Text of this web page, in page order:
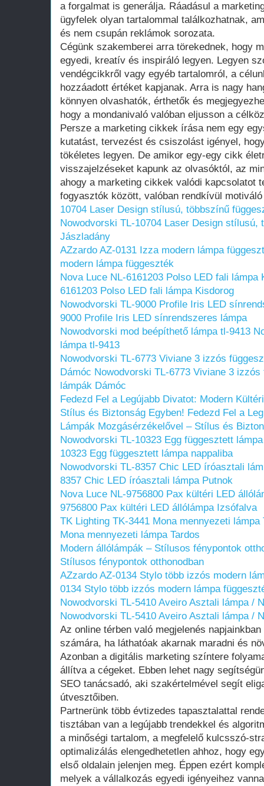
a forgalmat is generálja. Ráadásul a
ügyfelek olyan tartalommal találkozhatnak,
és nem csupán reklámok sorozata.
Cégünk szakemberei arra törekednek, hogy
egyedi, kreatív és inspiráló legyen. Legyen
vendégcikkről vagy egyéb tartalomról, a
hozzáadott értéket kapjanak. Arra is nagy
könnyen olvashatók, érthetők és
hogy a mondanivaló valóban eljusson a
Persze a marketing cikkek írása nem egy
kutatást, tervezést és csiszolást igényel,
tökéletes legyen. De amikor egy-egy cikk
visszajelzéseket kapunk az olvasóktól, az
ahogy a marketing cikkek valódi kapcsolatot
fogyasztók között, valóban rendkívül
10704 Laser Design stílusú, többszínű
Nowodvorski TL-10704 Laser Design stílusú,
Jászladány
AZzardo AZ-0131 Izza modern lámpa
modern lámpa függeszték
Nova Luce NL-6161203 Polso LED fali lámpa
6161203 Polso LED fali lámpa Kisdorog
Nowodvorski TL-9000 Profile Iris LED
9000 Profile Iris LED sínrendszeres lámpa
Nowodvorski mod beépíthető lámpa tl-9413
lámpa tl-9413
Nowodvorski TL-6773 Viviane 3 izzós
Dámóc Nowodvorski TL-6773 Viviane 3
lámpák Dámóc
Fedezd Fel a Legújabb Divatot: Modern
Stílus és Biztonság Egyben! Fedezd Fel a
Lámpák Mozgásérzékelővel – Stílus és
Nowodvorski TL-10323 Egg függesztett
10323 Egg függesztett lámpa nappaliba
Nowodvorski TL-8357 Chic LED íróasztali
8357 Chic LED íróasztali lámpa Putnok
Nova Luce NL-9756800 Pax kültéri LED
9756800 Pax kültéri LED állólámpa Izsófalva
TK Lighting TK-3441 Mona mennyezeti lámpa
Mona mennyezeti lámpa Tardos
Modern állólámpák – Stílusos fénypontok
Stílusos fénypontok otthonodban
AZzardo AZ-0134 Stylo több izzós modern
0134 Stylo több izzós modern lámpa
Nowodvorski TL-5410 Aveiro Asztali lámpa /
Nowodvorski TL-5410 Aveiro Asztali lámpa /
Az online térben való megjelenés
számára, ha láthatóak akarnak maradni és
Azonban a digitális marketing színtere
állítva a cégeket. Ebben lehet nagy
SEO tanácsadó, aki szakértelmével segít
útvesztőiben.
Partnerünk több évtizedes tapasztalattal
tisztában van a legújabb trendekkel és
a minőségi tartalom, a megfelelő kulcsszó-
optimalizálás elengedhetetlen ahhoz, hogy
első oldalain jelenjen meg. Éppen ezért
melyek a vállalkozás egyedi igényeihez